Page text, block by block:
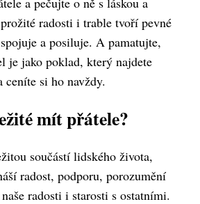
radosti i trable tvoří pevné
a posiluje. A pamatujte,
je jako poklad, který najdete
si ho navždy.
mít přátele?
součástí lidského života,
radost, podporu, porozumění
radosti i starosti s ostatními.